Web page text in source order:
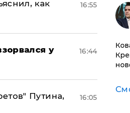
как
16:55
у
16:44
Путина,
16:05